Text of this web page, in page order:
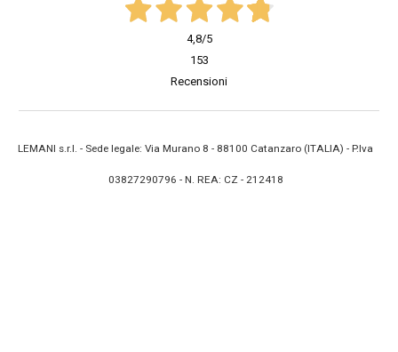
4,8/5
153
Recensioni
LEMANI s.r.l. - Sede legale: Via Murano 8 - 88100 Catanzaro (ITALIA) - P.Iva
03827290796 - N. REA: CZ - 212418